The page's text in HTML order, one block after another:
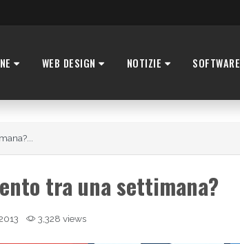
WEB DESIGN NOTIZIE SOFTWARE
tra una settimana?
3,328 views